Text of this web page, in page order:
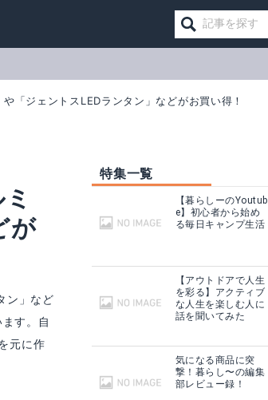
「ジェントスLEDランタン」などがお買い得！
が
ン」など
す。自
元に作
特集一覧
【暮らしーのYoutub
e】初心者から始め
る毎日キャンプ生活
【アウトドアで人生
を彩る】アクティブ
な人生を楽しむ人に
話を聞いてみた
気になる商品に突
撃！暮らし〜の編集
部レビュー録！